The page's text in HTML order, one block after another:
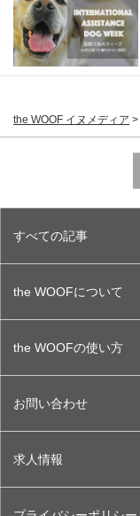
the WOOF イヌメディア >
すべての記事
the WOOFについて
the WOOFの使い方
お問い合わせ
求人情報